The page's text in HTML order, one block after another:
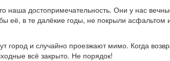
наша достопримечательность. Они у нас
её, в те далёкие годы, не покрыли асфальтом
город и случайно проезжают мимо. Когда
всё закрыто. Не порядок!